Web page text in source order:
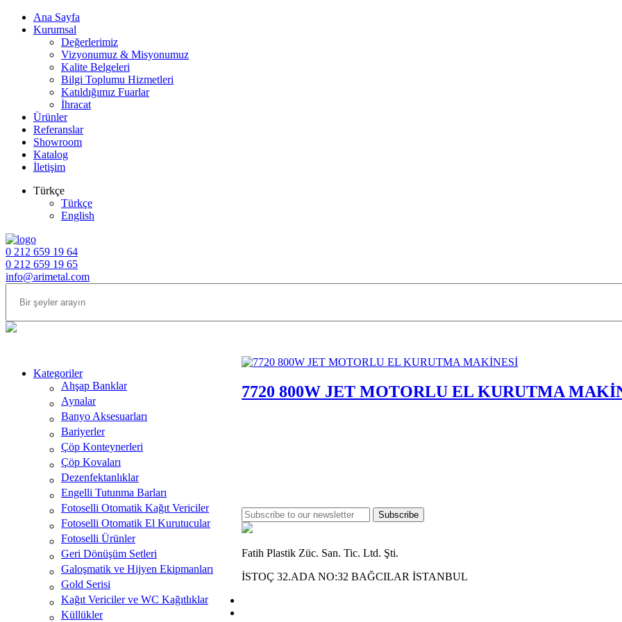
Ana Sayfa
Kurumsal
Değerlerimiz
Vizyonumuz & Misyonumuz
Kalite Belgeleri
Bilgi Toplumu Hizmetleri
Katıldığımız Fuarlar
İhracat
Ürünler
Referanslar
Showroom
Katalog
İletişim
Türkçe
Türkçe
English
0 212 659 19 64
0 212 659 19 65
info@arimetal.com
Kategoriler
Ahşap Banklar
Aynalar
Banyo Aksesuarları
Bariyerler
Çöp Konteynerleri
Çöp Kovaları
Dezenfektanlıklar
Engelli Tutunma Barları
Fotoselli Otomatik Kağıt Vericiler
Fotoselli Otomatik El Kurutucular
Fotoselli Ürünler
Geri Dönüşüm Setleri
Galoşmatik ve Hijyen Ekipmanları
Gold Serisi
Kağıt Vericiler ve WC Kağıtlıklar
Küllükler
7720 800W JET MOTORLU EL KURUTMA
Subscribe
Fatih Plastik Züc. San. Tic. Ltd. Şti.
İSTOÇ 32.ADA NO:32 BAĞCILAR İSTANBUL